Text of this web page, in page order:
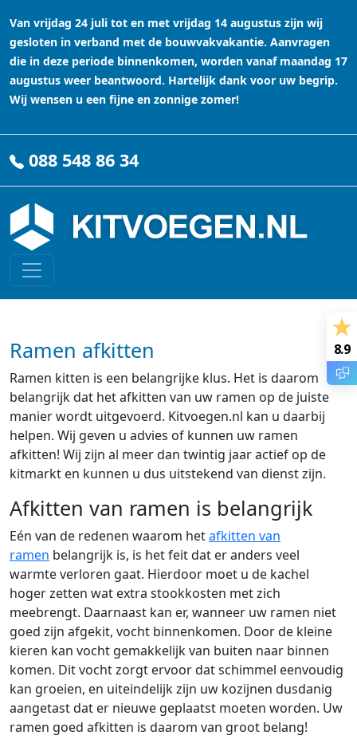
Van vrijdag 24 juli tot en met vrijdag 14 augustus zijn wij
gesloten in verband met de bouwvakvakantie. Aanvragen
die in deze periode binnenkomen, worden vanaf maandag 17
augustus weer beantwoord. Hartelijk dank voor uw begrip.
Wij wensen u een fijne en zonnige zomer!
088 548 86 34
Ramen afkitten
Ramen kitten is een belangrijke klus. Het is daarom
belangrijk dat het afkitten van uw ramen op de juiste
manier wordt uitgevoerd. Kitvoegen.nl kan u daarbij
helpen. Wij geven u advies of kunnen uw ramen
afkitten! Wij zijn al meer dan twintig jaar actief op de
kitmarkt en kunnen u dus uitstekend van dienst zijn.
Afkitten van ramen is belangrijk
Eén van de redenen waarom hetafkitten van
ramen belangrijk is, is het feit dat er anders veel
warmte verloren gaat. Hierdoor moet u de kachel
hoger zetten wat extra stookkosten met zich
meebrengt. Daarnaast kan er, wanneer uw ramen niet
goed zijn afgekit, vocht binnenkomen. Door de kleine
kieren kan vocht gemakkelijk van buiten naar binnen
komen. Dit vocht zorgt ervoor dat schimmel eenvoudig
kan groeien, en uiteindelijk zijn uw kozijnen dusdanig
aangetast dat er nieuwe geplaatst moeten worden. Uw
ramen goed afkitten is daarom van groot belang!
8.9